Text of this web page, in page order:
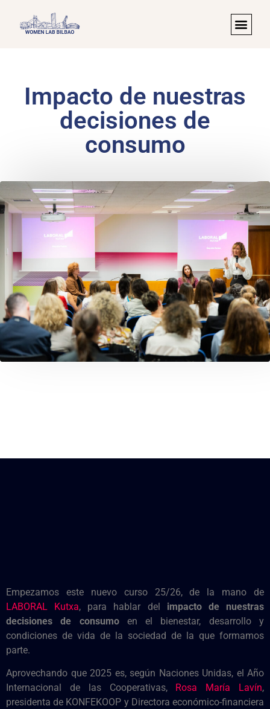
Impacto de nuestras
decisiones de
consumo
Empezamos este nuevo curso 25/26, de la mano de
LABORAL Kutxa, para hablar del impacto de nuestras
decisiones de consumo en el bienestar, desarrollo y
condiciones de vida de la sociedad de la que formamos
parte.
Aprovechando que 2025 es, según Naciones Unidas, el Año
Internacional de las Cooperativas, Rosa María Lavín,
presidenta de KONFEKOOP y Directora económico-financiera